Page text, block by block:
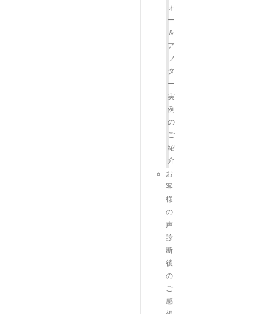
ォ
ー
＆
ア
フ
タ
ー
実
例
の
ご
紹
介
お
客
様
の
声
診
断
後
の
ご
感